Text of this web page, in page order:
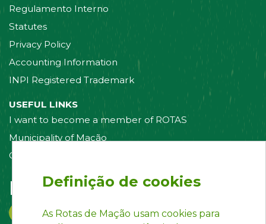
Regulamento Interno
Statutes
Privacy Policy
Accounting Information
INPI Registered Trademark
USEFUL LINKS
I want to become a member of ROTAS
Municipality of Mação
Contact us
Follow us on:
Definição de cookies
As Rotas de Mação usam cookies para